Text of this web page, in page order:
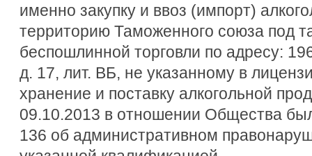
именно закупку и ввоз (импорт)
территорию Таможенного союза под
беспошлинной торговли по адресу:
д. 17, лит. ВБ, не указанному в
хранение и поставку алкогольной
09.10.2013 в отношении Общества
136 об административном